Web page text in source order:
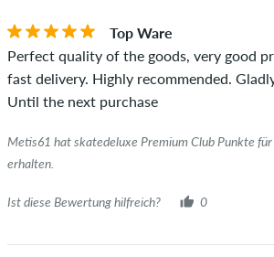
Top Ware
Perfect quality of the goods, very good
fast delivery. Highly recommended.
Until the next purchase
Metis61 hat skatedeluxe Premium Club Punkte
erhalten.
Ist diese Bewertung hilfreich? 0